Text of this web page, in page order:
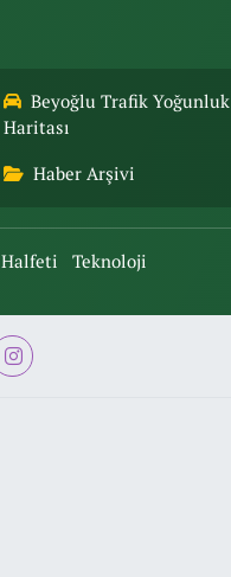
Beyoğlu Trafik Yoğunluk
Haritası
Haber Arşivi
Halfeti Teknoloji